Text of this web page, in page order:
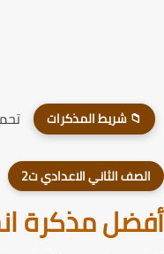
📁 شريط المذكرات
الثاني الاعدادي ت2
مذكرة